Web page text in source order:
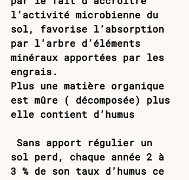
l’activité microbienne du
sol, favorise l’absorption
par l’arbre d’éléments
minéraux apportées par les
engrais.
Plus une matière organique
est mûre ( décomposée) plus
elle contient d’humus
Sans apport régulier un
sol perd, chaque année 2 à
3 % de son taux d’humus ce